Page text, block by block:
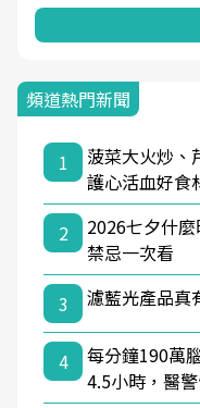
頻道熱門新聞
1
菠菜大火炒、
護心活血好食
2
2026七夕什
禁忌一次看
3
濾藍光產品
4
每分鐘190萬
4.5小時，醫